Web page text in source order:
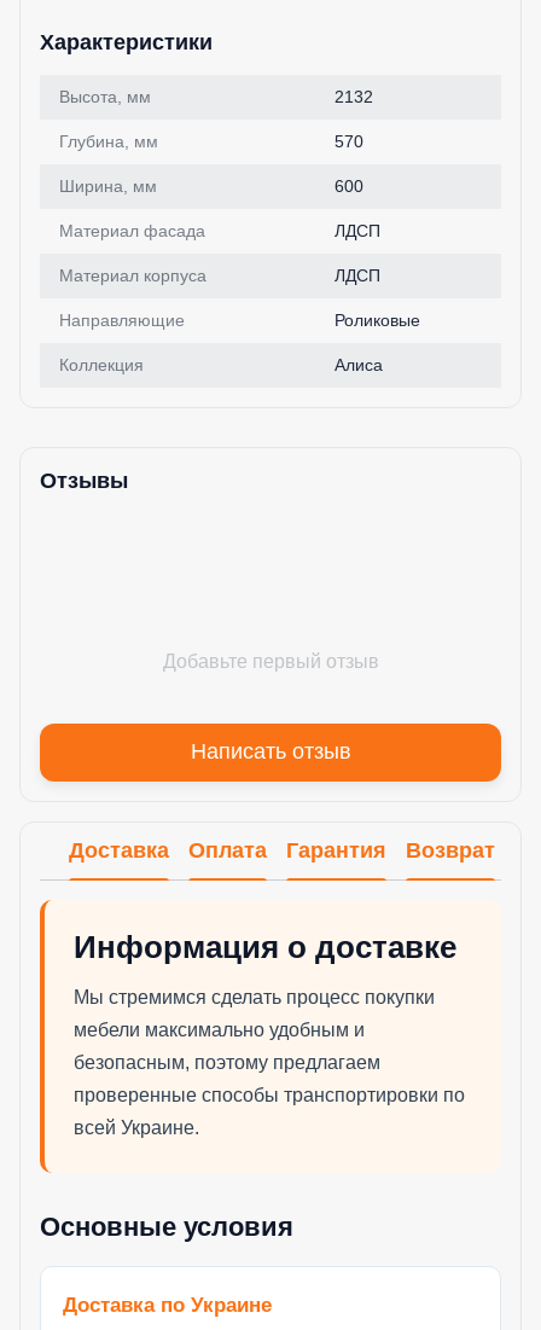
Характеристики
Высота, мм 2132
Глубина, мм 570
Ширина, мм 600
Материал фасада ЛДСП
Материал корпуса ЛДСП
Направляющие Роликовые
Коллекция Алиса
Отзывы
Добавьте первый отзыв
Написать отзыв
Доставка Оплата Гарантия Возврат
Информация о доставке
Мы стремимся сделать процесс покупки
мебели максимально удобным и
безопасным, поэтому предлагаем
проверенные способы транспортировки по
всей Украине.
Основные условия
Доставка по Украине